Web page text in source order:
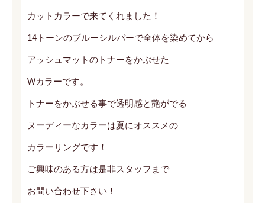
カットカラーで来てくれました！
14トーンのブルーシルバーで全体を染めてから
アッシュマットのトナーをかぶせた
Wカラーです。
トナーをかぶせる事で透明感と艶がでる
ヌーディーなカラーは夏にオススメの
カラーリングです！
ご興味のある方は是非スタッフまで
お問い合わせ下さい！